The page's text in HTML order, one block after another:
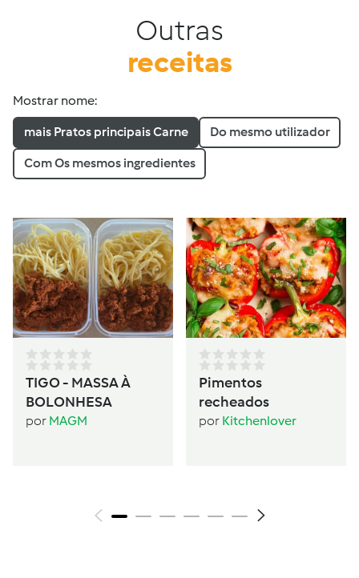
Outras
receitas
Mostrar nome:
mais Pratos principais Carne Do mesmo utilizador
Com Os mesmos ingredientes
TIGO - MASSA À
BOLONHESA
por MAGM
Pimentos
recheados
por Kitchenlover